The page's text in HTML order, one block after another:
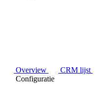
Overview CRM lijst
Configuratie